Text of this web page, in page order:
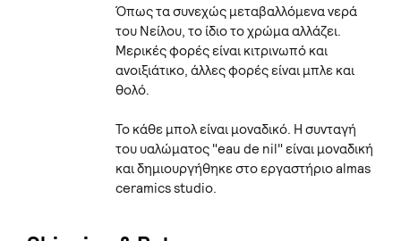
Όπως τα συνεχώς μεταβαλλόμενα νερά
του Νείλου, το ίδιο το χρώμα αλλάζει.
Μερικές φορές είναι κιτρινωπό και
ανοιξιάτικο, άλλες φορές είναι μπλε και
θολό.
Το κάθε μπολ είναι μοναδικό. Η συνταγή
του υαλώματος "eau de nil" είναι μοναδική
και δημιουργήθηκε στο εργαστήριο almas
ceramics studio.